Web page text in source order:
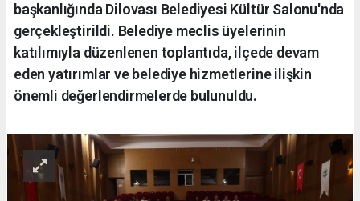
başkanlığında Dilovası Belediyesi Kültür Salonu'nda
gerçekleştirildi. Belediye meclis üyelerinin
katılımıyla düzenlenen toplantıda, ilçede devam
eden yatırımlar ve belediye hizmetlerine ilişkin
önemli değerlendirmelerde bulunuldu.